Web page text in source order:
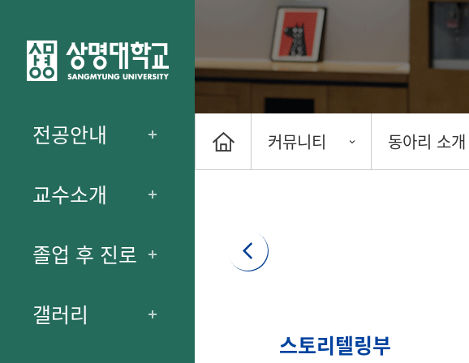
전공안내
교수소개
졸업 후 진로
갤러리
커뮤니티 동아리 소개
스토리텔링부